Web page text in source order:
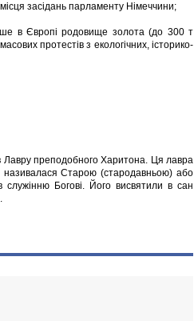
засідань парламенту Німеччини;
в Європі родовище золота (до 300 т
протестів з екологічних, історико-
Лавру преподобного Харитона. Ця лавра
Старою (стародавньою) або
служінню Богові. Його висвятили в сан